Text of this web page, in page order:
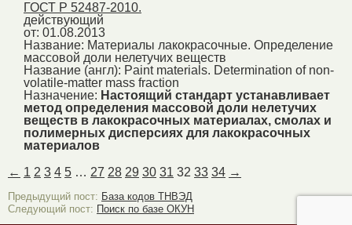
ГОСТ Р 52487-2010.
действующий
от: 01.08.2013
Название: Материалы лакокрасочные. Определение
массовой доли нелетучих веществ
Название (англ): Paint materials. Determination of non-
volatile-matter mass fraction
Назначение: Настоящий стандарт устанавливает
метод определения массовой доли нелетучих
веществ в лакокрасочных материалах, смолах и
полимерных дисперсиях для лакокрасочных
материалов
← 1 2 3 4 5 … 27 28 29 30 31 32 33 34 →
Предыдущий пост: База кодов ТНВЭД
Следующий пост: Поиск по базе ОКУН